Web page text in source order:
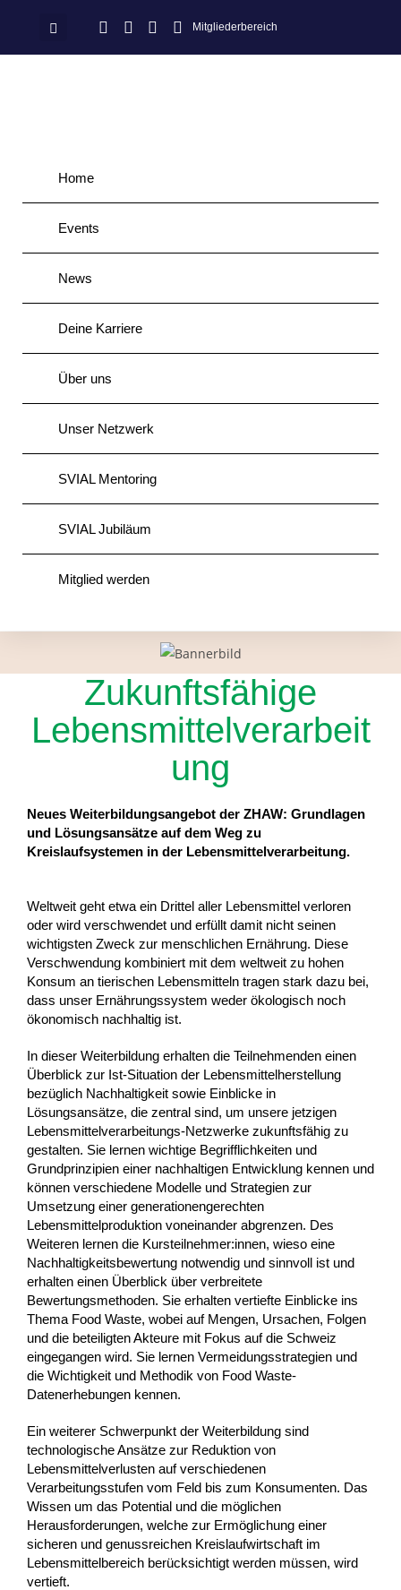
Mitgliederbereich
Home
Events
News
Deine Karriere
Über uns
Unser Netzwerk
SVIAL Mentoring
SVIAL Jubiläum
Mitglied werden
Zukunftsfähige
Lebensmittelverarbeit
ung
Neues Weiterbildungsangebot der ZHAW: Grundlagen
und Lösungsansätze auf dem Weg zu
Kreislaufsystemen in der Lebensmittelverarbeitung.
Weltweit geht etwa ein Drittel aller Lebensmittel verloren
oder wird verschwendet und erfüllt damit nicht seinen
wichtigsten Zweck zur menschlichen Ernährung. Diese
Verschwendung kombiniert mit dem weltweit zu hohen
Konsum an tierischen Lebensmitteln tragen stark dazu bei,
dass unser Ernährungssystem weder ökologisch noch
ökonomisch nachhaltig ist.
In dieser Weiterbildung erhalten die Teilnehmenden einen
Überblick zur Ist-Situation der Lebensmittelherstellung
bezüglich Nachhaltigkeit sowie Einblicke in
Lösungsansätze, die zentral sind, um unsere jetzigen
Lebensmittelverarbeitungs-Netzwerke zukunftsfähig zu
gestalten. Sie lernen wichtige Begrifflichkeiten und
Grundprinzipien einer nachhaltigen Entwicklung kennen und
können verschiedene Modelle und Strategien zur
Umsetzung einer generationengerechten
Lebensmittelproduktion voneinander abgrenzen. Des
Weiteren lernen die Kursteilnehmer:innen, wieso eine
Nachhaltigkeitsbewertung notwendig und sinnvoll ist und
erhalten einen Überblick über verbreitete
Bewertungsmethoden. Sie erhalten vertiefte Einblicke ins
Thema Food Waste, wobei auf Mengen, Ursachen, Folgen
und die beteiligten Akteure mit Fokus auf die Schweiz
eingegangen wird. Sie lernen Vermeidungsstrategien und
die Wichtigkeit und Methodik von Food Waste-
Datenerhebungen kennen.
Ein weiterer Schwerpunkt der Weiterbildung sind
technologische Ansätze zur Reduktion von
Lebensmittelverlusten auf verschiedenen
Verarbeitungsstufen vom Feld bis zum Konsumenten. Das
Wissen um das Potential und die möglichen
Herausforderungen, welche zur Ermöglichung einer
sicheren und genussreichen Kreislaufwirtschaft im
Lebensmittelbereich berücksichtigt werden müssen, wird
vertieft.